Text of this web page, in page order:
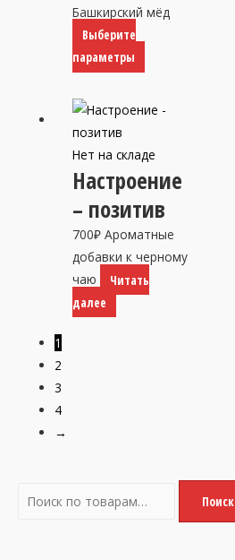
Поиск
Башкирский мёд
Выберите
параметры
можно
выбрать
на
странице
товара.
Нет на складе
Настроение
– позитив
700₽ Ароматные
добавки к черному
чаю
Читать
далее
1
2
3
4
→